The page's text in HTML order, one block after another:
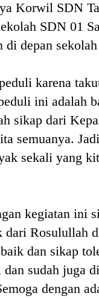
Korwil SDN
SDN 01
di depan
karena
ini adalah
sikap dari
semuanya.
sekali yang
kegiatan ini
Rosulullah
dan sikap
dan sudah juga
dengan